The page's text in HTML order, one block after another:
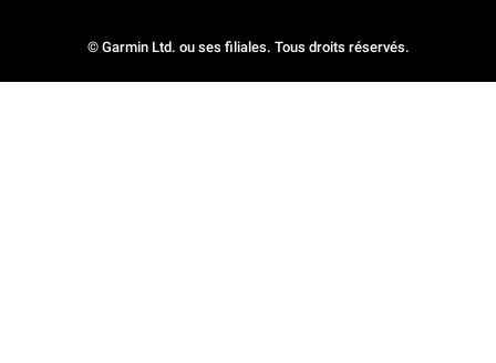
© Garmin Ltd. ou ses filiales. Tous droits réservés.